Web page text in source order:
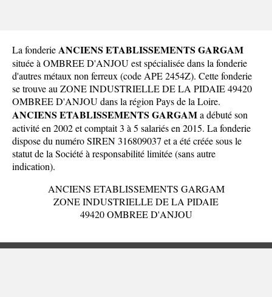
La fonderieANCIENS ETABLISSEMENTS GARGAM
située à OMBREE D'ANJOU est spécialisée dans la fonderie
d'autres métaux non ferreux (code APE 2454Z). Cette fonderie
se trouve au ZONE INDUSTRIELLE DE LA PIDAIE 49420
OMBREE D'ANJOU dans la région Pays de la Loire.
ANCIENS ETABLISSEMENTS GARGAMa débuté son
activité en 2002 et comptait 3 à 5 salariés en 2015. La fonderie
dispose du numéro SIREN 316809037 et a été créée sous le
statut de la Société à responsabilité limitée (sans autre
indication).
ANCIENS ETABLISSEMENTS GARGAM
ZONE INDUSTRIELLE DE LA PIDAIE
49420 OMBREE D'ANJOU